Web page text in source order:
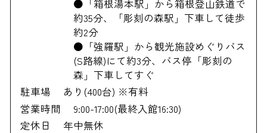
●「箱根湯本駅」から箱根登山鉄道で
約35分、「彫刻の森駅」下車して徒歩
約2分
●「強羅駅」から観光施設めぐりバス
(S路線)にて約3分、バス停「彫刻の
森」下車してすぐ
駐車場
あり(400台) ※有料
営業時間
9:00-17:00(最終入館16:30)
定休日
年中無休